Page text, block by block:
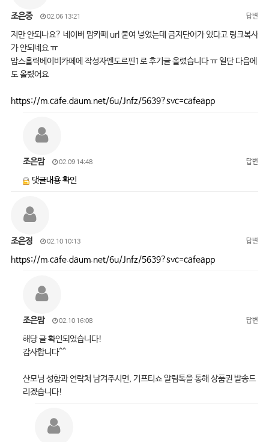
조은중 02.06 13:21 답변
저만 안되나요? 네이버 맘카페 url 붙여 넣었는데 금지단어가 있다고 링크복사
가 안되네요 ㅠ
맘스홀릭베이비카페에 작성자엔도르핀1로 후기글 올렸습니다 ㅠ 일단 다음에
도 올렸어요
https://m.cafe.daum.net/6u/Jnfz/5639?svc=cafeapp
조은맘 02.09 14:48 답변
댓글내용 확인
조은정 02.10 10:13 답변
https://m.cafe.daum.net/6u/Jnfz/5639?svc=cafeapp
조은맘 02.10 16:08 답변
해당 글 확인되었습니다!
감사합니다^^
산모님 성함과 연락처 남겨주시면, 기프티쇼 알림톡을 통해 상품권 발송드
리겠습니다!